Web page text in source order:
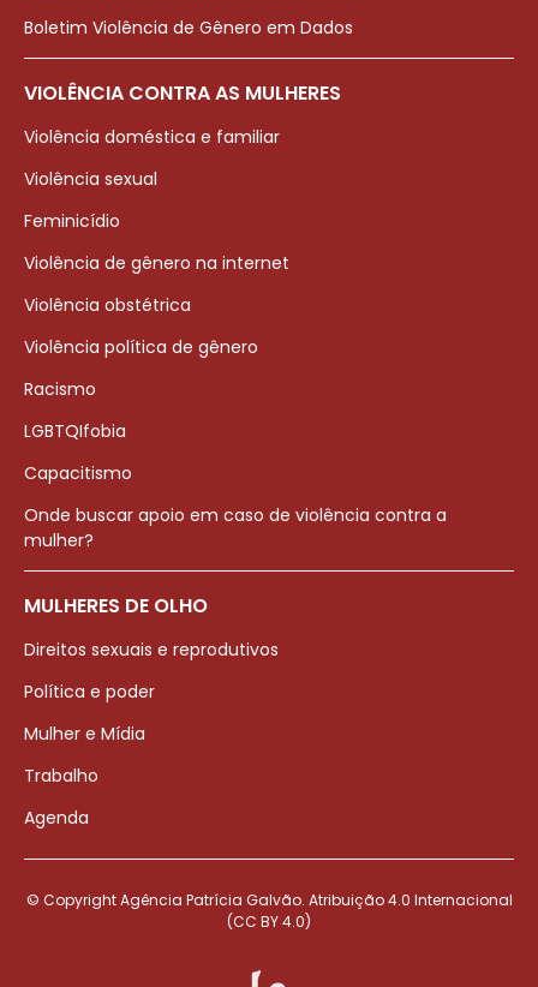
Boletim Violência de Gênero em Dados
VIOLÊNCIA CONTRA AS MULHERES
Violência doméstica e familiar
Violência sexual
Feminicídio
Violência de gênero na internet
Violência obstétrica
Violência política de gênero
Racismo
LGBTQIfobia
Capacitismo
Onde buscar apoio em caso de violência contra a
mulher?
MULHERES DE OLHO
Direitos sexuais e reprodutivos
Política e poder
Mulher e Mídia
Trabalho
Agenda
© Copyright Agência Patrícia Galvão. Atribuição 4.0 Internacional
(CC BY 4.0)